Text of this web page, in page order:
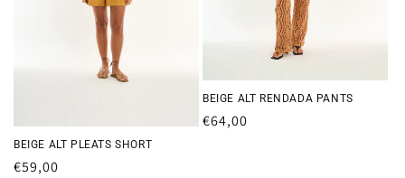
BEIGE ALT PLEATS SHORT
Precio
€59,00
BEIGE ALT RENDADA PANTS
Precio
€64,00